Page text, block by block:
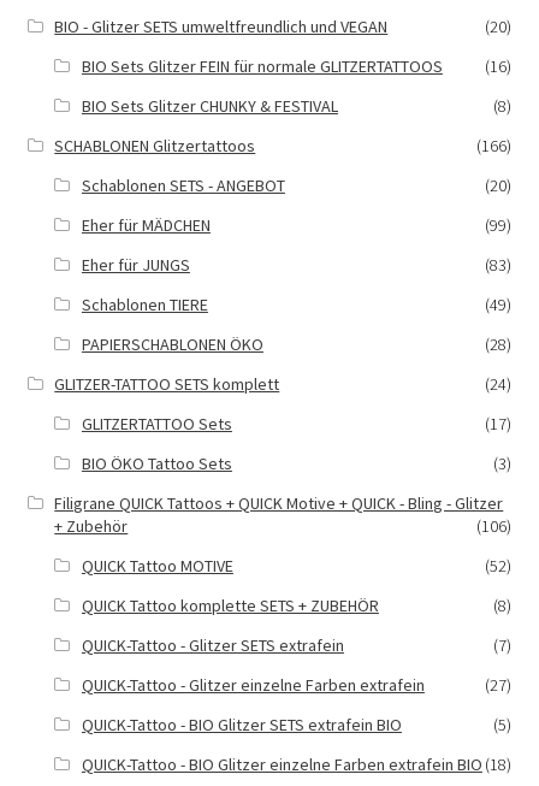
BIO - Glitzer SETS umweltfreundlich und VEGAN
(20)
BIO Sets Glitzer FEIN für normale GLITZERTATTOOS
(16)
BIO Sets Glitzer CHUNKY & FESTIVAL
(8)
SCHABLONEN Glitzertattoos
(166)
Schablonen SETS - ANGEBOT
(20)
Eher für MÄDCHEN
(99)
Eher für JUNGS
(83)
Schablonen TIERE
(49)
PAPIERSCHABLONEN ÖKO
(28)
GLITZER-TATTOO SETS komplett
(24)
GLITZERTATTOO Sets
(17)
BIO ÖKO Tattoo Sets
(3)
Filigrane QUICK Tattoos + QUICK Motive + QUICK - Bling - Glitzer
+ Zubehör
(106)
QUICK Tattoo MOTIVE
(52)
QUICK Tattoo komplette SETS + ZUBEHÖR
(8)
QUICK-Tattoo - Glitzer SETS extrafein
(7)
QUICK-Tattoo - Glitzer einzelne Farben extrafein
(27)
QUICK-Tattoo - BIO Glitzer SETS extrafein BIO
(5)
QUICK-Tattoo - BIO Glitzer einzelne Farben extrafein BIO (18)